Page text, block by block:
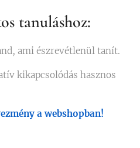
tanuláshoz:
ami észrevétlenül tanít.
kikapcsolódás hasznos
a webshopban!